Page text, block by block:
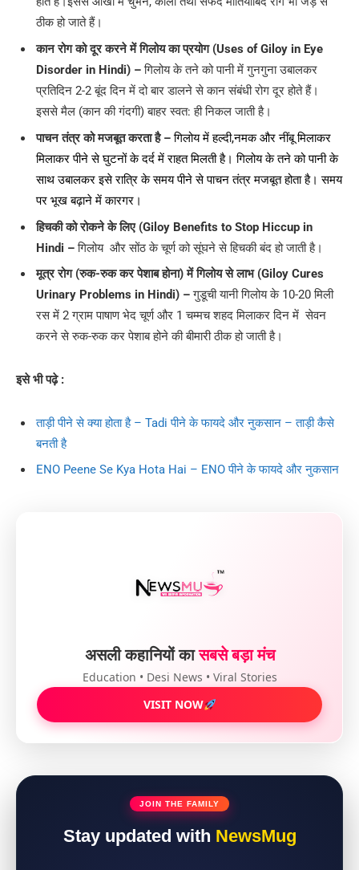
ठीक हो जाते हैं।
कान रोग को दूर करने में गिलोय का प्रयोग (Uses of Giloy in Eye
Disorder in Hindi) – गिलोय के तने को पानी में गुनगुना उबालकर
प्रतिदिन 2-2 बूंद दिन में दो बार डालने से कान संबंधी रोग दूर होते हैं।
इससे मैल (कान की गंदगी) बाहर स्वत: ही निकल जाती है।
पाचन तंत्र को मजबूत करता है –गिलोय में हल्दी,नमक और नींबू मिलाकर
मिलाकर पीने से घुटनों के दर्द में राहत मिलती है। गिलोय के तने को पानी के
साथ उबालकर इसे रात्रि के समय पीने से पाचन तंत्र मजबूत होता है। समय
पर भूख बढ़ाने में कारगर।
हिचकी को रोकने के लिए (Giloy Benefits to Stop Hiccup in
Hindi –गिलोय और सोंठ के चूर्ण को सूंघने से हिचकी बंद हो जाती है।
मूत्र रोग (रुक-रुक कर पेशाब होना) में गिलोय से लाभ (Giloy Cures
Urinary Problems in Hindi) –गुडूची यानी गिलोय के 10-20 मिली
रस में 2 ग्राम पाषाण भेद चूर्ण और 1 चम्मच शहद मिलाकर दिन में सेवन
करने से रुक-रुक कर पेशाब होने की बीमारी ठीक हो जाती है।
इसे भी पढ़े :
ताड़ी पीने से क्या होता है – Tadi पीने के फायदे और नुकसान – ताड़ी कैसे
बनती है
ENO Peene Se Kya Hota Hai – ENO पीने के फायदे और नुकसान
असली कहानियों कासबसे बड़ा मंच
Education • Desi News • Viral Stories
VISIT NOW
JOIN THE FAMILY
Stay updated with NewsMug